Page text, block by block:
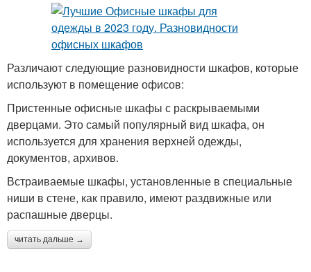
Различают следующие разновидности шкафов, которые
используют в помещение офисов:
Пристенные офисные шкафы с раскрываемыми
дверцами. Это самый популярный вид шкафа, он
используется для хранения верхней одежды,
документов, архивов.
Встраиваемые шкафы, установленные в специальные
ниши в стене, как правило, имеют раздвижные или
распашные дверцы.
читать дальше →